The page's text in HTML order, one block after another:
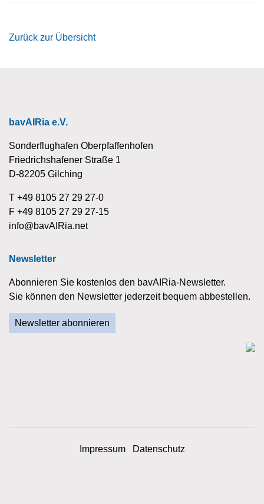
Zurück zur Übersicht
bavAIRia e.V.
Sonderflughafen Oberpfaffenhofen
Friedrichshafener Straße 1
D-82205 Gilching
T +49 8105 27 29 27-0
F +49 8105 27 29 27-15
info@bavAIRia.net
Newsletter
Abonnieren Sie kostenlos den bavAIRia-Newsletter.
Sie können den Newsletter jederzeit bequem abbestellen.
Newsletter abonnieren
Impressum Datenschutz